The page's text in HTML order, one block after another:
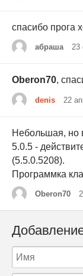
спасибо прога
абраша 23
Oberon70,
denis 22
Небольшая, но
5.0.5 -
(5.5.0.5208).
Программка
Oberon70